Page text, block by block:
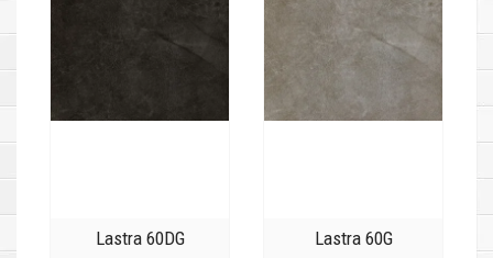
Lastra 60DG Lastra 60G